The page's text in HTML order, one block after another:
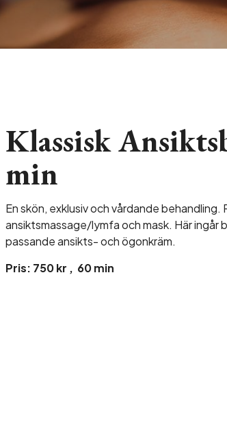
Klassisk
min
En skön, exklusiv och vårdande
ansiktsmassage/lymfa och mask. Här ingår
passande ansikts- och ögonkräm.
Pris: 750 kr , 60 min